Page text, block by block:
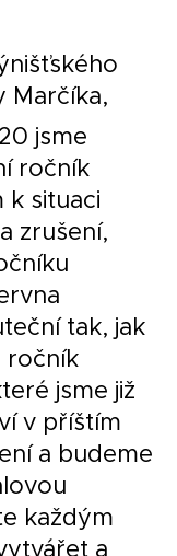
Marčíka,
jsme
ročník
situaci
zrušení,
tak, jak
ročník
jsme již
v příštím
a budeme
každým
a